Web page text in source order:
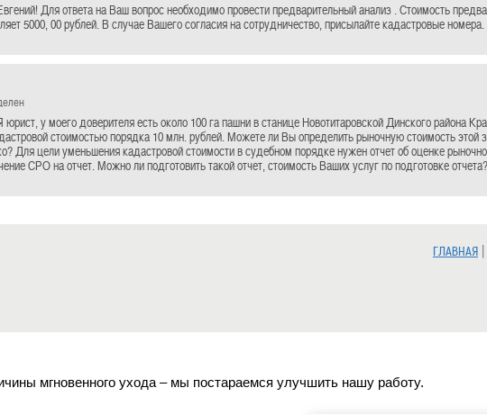
Для ответа на Ваш вопрос необходимо провести предварительный анализ . Стоимость
5000, 00 рублей. В случае Вашего согласия на сотрудничество, присылайте кадастровые номера.
у моего доверителя есть около 100 га пашни в станице Новотитаровской Динского района
стоимостью порядка 10 млн. рублей. Можете ли Вы определить рыночную стоимость этой
Для цели уменьшения кадастровой стоимости в судебном порядке нужен отчет об оценке
СРО на отчет. Можно ли подготовить такой отчет, стоимость Ваших услуг по подготовке отчета?
ГЛАВНАЯ |
мгновенного ухода – мы постараемся улучшить нашу работу.